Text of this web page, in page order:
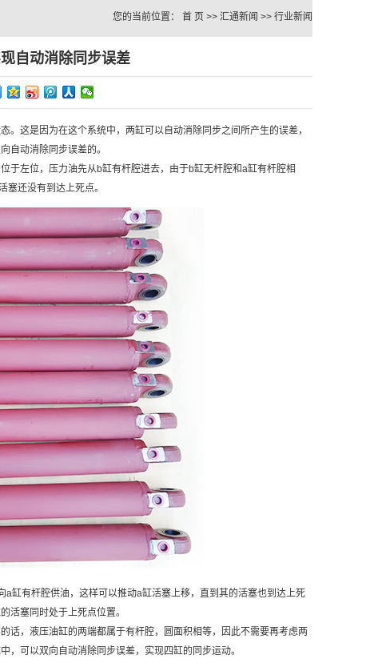
您的当前位置： 首 页 >> 汇通新闻 >> 行业新闻
自动消除同步误差
这是因为在这个系统中，两缸可以自动消除同步之间所产生的误差，
自动消除同步误差的。
于左位，压力油先从b缸有杆腔进去，由于b缸无杆腔和a缸有杆腔相
还没有到达上死点。
缸有杆腔供油，这样可以推动a缸活塞上移，直到其的活塞也到达上死
活塞同时处于上死点位置。
话，液压油缸的两端都属于有杆腔，圆面积相等，因此不需要再考虑两
可以双向自动消除同步误差，实现四缸的同步运动。